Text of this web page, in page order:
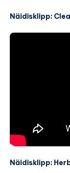
Näidisklipp:
Näidisklipp: